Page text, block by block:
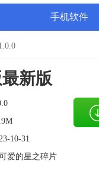
手机软件
新版
10-31
爱的星之碎片